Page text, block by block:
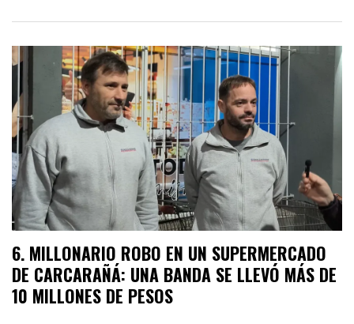
MILLONARIO ROBO EN UN SUPERMERCADO
DE CARCARAÑÁ: UNA BANDA SE LLEVÓ MÁS DE
10 MILLONES DE PESOS